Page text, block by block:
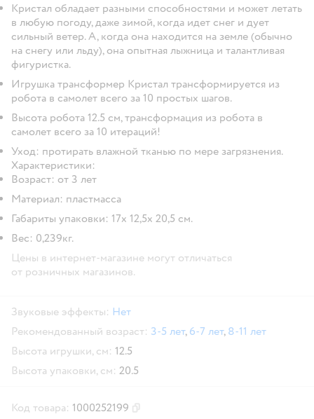
Кристал обладает разными способностями и может летать
в любую погоду, даже зимой, когда идет снег и дует
сильный ветер. А, когда она находится на земле (обычно
на снегу или льду), она опытная лыжница и талантливая
фигуристка.
Игрушка трансформер Кристал трансформируется из
робота в самолет всего за 10 простых шагов.
Высота робота 12.5 см, трансформация из робота в
самолет всего за 10 итераций!
Уход: протирать влажной тканью по мере загрязнения.
Характеристики:
Возраст: от 3 лет
Материал: пластмасса
Габариты упаковки: 17х 12,5х 20,5 см.
Вес: 0,239кг.
Цены в интернет-магазине могут отличаться
от розничных магазинов.
Звуковые эффекты: Нет
Рекомендованный возраст: 3-5 лет, 6-7 лет, 8-11 лет
Высота игрушки, см: 12.5
Высота упаковки, см: 20.5
Код товара: 1000252199